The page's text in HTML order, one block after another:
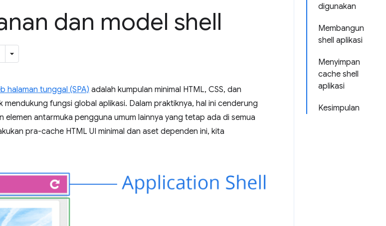
digunakan
Membangun
shell aplikasi
Menyimpan
cache shell
aplikasi
Kesimpulan
dan model shell
halaman tunggal (SPA) adalah kumpulan minimal HTML, CSS, dan
fungsi global aplikasi. Dalam praktiknya, hal ini cenderung
elemen antarmuka pengguna umum lainnya yang tetap ada di semua
pra-cache HTML UI minimal dan aset dependen ini, kita